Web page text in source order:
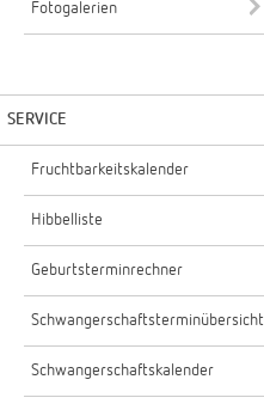
Fotogalerien
SERVICE
Fruchtbarkeitskalender
Hibbelliste
Geburtsterminrechner
Schwangerschaftsterminübersicht
Schwangerschaftskalender